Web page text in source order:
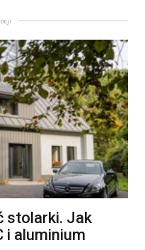
stolarki. Jak
i aluminium